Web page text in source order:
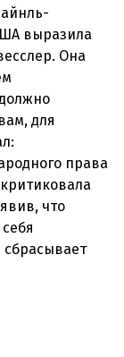
выразила
Она
для
права
что
сбрасывает